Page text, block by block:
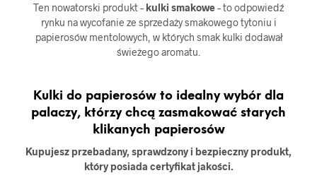
Ten nowatorski produkt – kulki smakowe– to odpowiedź
rynku na wycofanie ze sprzedaży smakowego tytoniu i
papierosów mentolowych, w których smak kulki dodawał
świeżego aromatu.
Kulki do papierosów to idealny wybór dla
palaczy, którzy chcą zasmakować starych
klikanych papierosów
Kupujesz przebadany, sprawdzony i bezpieczny produkt,
który posiada certyfikat jakości.